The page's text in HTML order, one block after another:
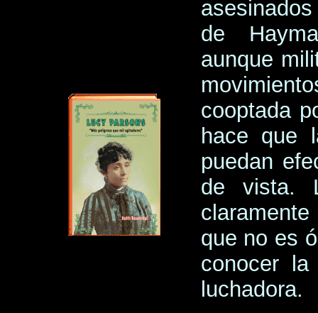
de
aunque
cooptada
hace que
puedan
de vista.
que no es
conocer
luchadora.